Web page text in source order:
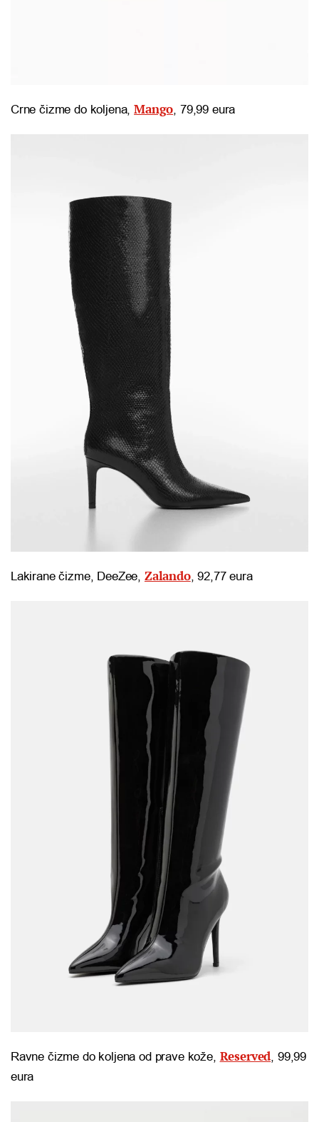
Crne čizme do koljena,Mango, 79,99 eura
Lakirane čizme, DeeZee, Zalando, 92,77 eura
Ravne čizme do koljena od prave kože, Reserved, 99,99
eura